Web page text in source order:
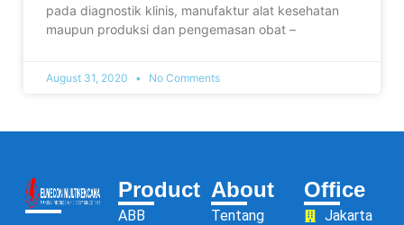
pada diagnostik klinis, manufaktur alat kesehatan
maupun produksi dan pengemasan obat –
August 31, 2020 No Comments
Product
ABB
About
Tentang
Office
Jakarta